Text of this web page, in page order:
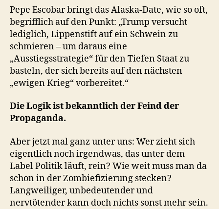
Pepe Escobar bringt das Alaska-Date, wie so oft,
begrifflich auf den Punkt: „Trump versucht
lediglich, Lippenstift auf ein Schwein zu
schmieren – um daraus eine
„Ausstiegsstrategie“ für den Tiefen Staat zu
basteln, der sich bereits auf den nächsten
„ewigen Krieg“ vorbereitet.“
Die Logik ist bekanntlich der Feind der
Propaganda.
Aber jetzt mal ganz unter uns: Wer zieht sich
eigentlich noch irgendwas, das unter dem
Label Politik läuft, rein? Wie weit muss man da
schon in der Zombiefizierung stecken?
Langweiliger, unbedeutender und
nervtötender kann doch nichts sonst mehr sein.